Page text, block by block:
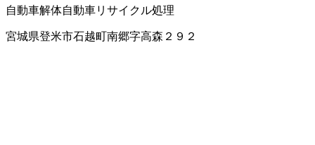
自動車解体自動車リサイクル処理
宮城県登米市石越町南郷字高森２９２